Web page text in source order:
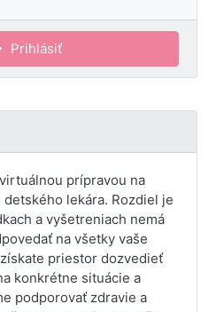
Prihlásiť
prípravou na
lekára. Rozdiel je
a vyšetreniach nemá
na všetky vaše
priestor dozvedieť
konkrétne situácie a
podporovať zdravie a